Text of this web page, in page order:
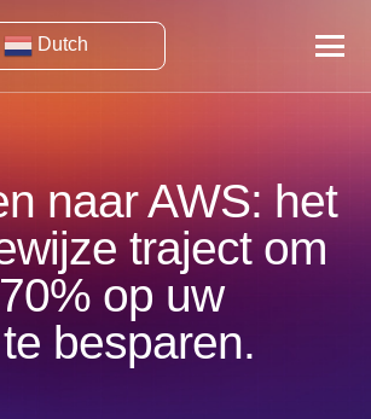
Dutch
naar AWS: het
traject om
op uw
besparen.